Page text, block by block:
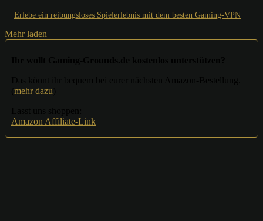
Erlebe ein reibungsloses Spielerlebnis mit dem besten Gaming-VPN
Mehr laden
mehr dazu
Amazon Affiliate-Link